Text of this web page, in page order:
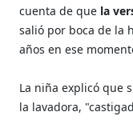
cuenta de que la
salió por boca de la
años en ese
La niña explicó que
la lavadora,